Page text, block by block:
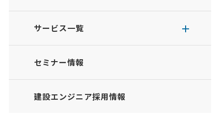
サービス一覧
セミナー情報
建設エンジニア採用情報